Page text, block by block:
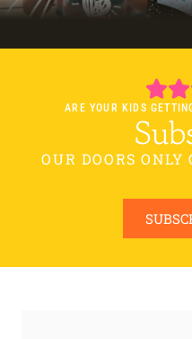
ARE YOUR KIDS
OUR DOORS